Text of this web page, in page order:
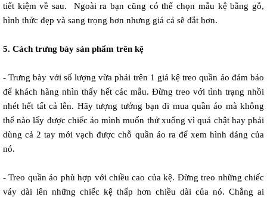
tiết kiệm về sau.  Ngoài ra bạn cũng có thể chọn mẫu kệ bằng gỗ,
hình thức đẹp và sang trọng hơn nhưng giá cả sẽ đắt hơn.
5. Cách trưng bày sản phẩm trên kệ
- Trưng bày với số lượng vừa phải trên 1 giá kệ treo quần áo đảm bảo
để khách hàng nhìn thấy hết các mẫu. Đừng treo với tình trạng nhồi
nhét hết tất cả lên. Hãy tượng tưởng bạn đi mua quần áo mà không
thể nào lấy được chiếc áo mình muốn thử xuống vì quá chật hay phải
dùng cả 2 tay mới vạch được chỗ quần áo ra để xem hình dáng của
nó.
- Treo quần áo phù hợp với chiều cao của kệ. Đừng treo những chiếc
váy dài lên những chiếc kệ thấp hơn chiều dài của nó. Chẳng ai